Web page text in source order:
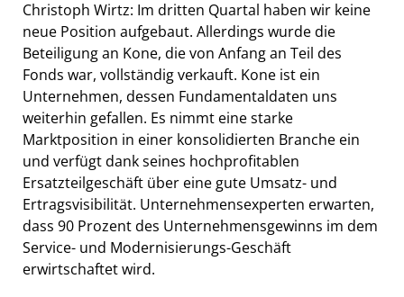
Christoph Wirtz: Im dritten Quartal haben wir keine
neue Position aufgebaut. Allerdings wurde die
Beteiligung an Kone, die von Anfang an Teil des
Fonds war, vollständig verkauft. Kone ist ein
Unternehmen, dessen Fundamentaldaten uns
weiterhin gefallen. Es nimmt eine starke
Marktposition in einer konsolidierten Branche ein
und verfügt dank seines hochprofitablen
Ersatzteilgeschäft über eine gute Umsatz- und
Ertragsvisibilität. Unternehmensexperten erwarten,
dass 90 Prozent des Unternehmensgewinns im dem
Service- und Modernisierungs-Geschäft
erwirtschaftet wird.